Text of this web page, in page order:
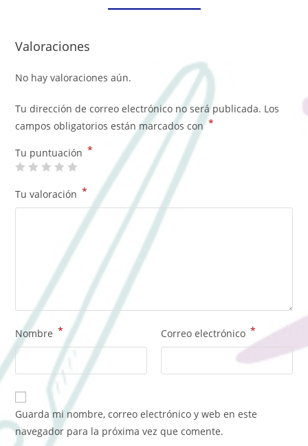
Valoraciones
No hay valoraciones aún.
Tu dirección de correo electrónico no será publicada. Los
campos obligatorios están marcados con *
Tu puntuación *
Tu valoración *
Nombre * Correo electrónico *
Guarda mi nombre, correo electrónico y web en este
navegador para la próxima vez que comente.